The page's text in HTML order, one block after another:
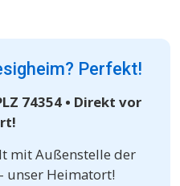
Perfekt!
74354 • Direkt vor
mit Außenstelle der
unser Heimatort!